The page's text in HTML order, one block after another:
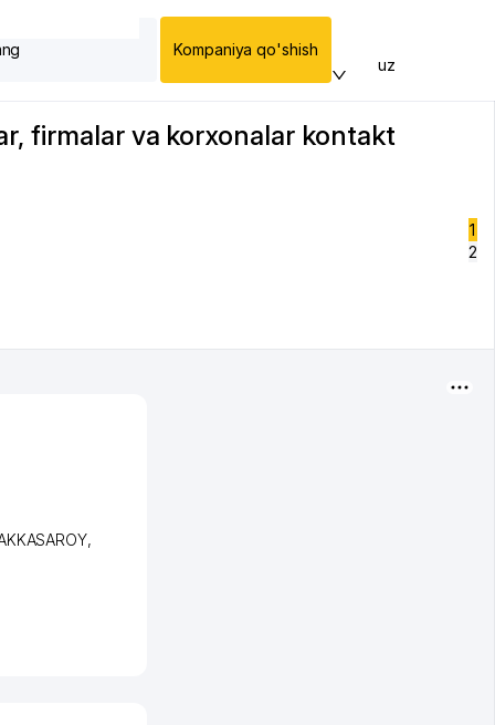
Kompaniya qo'shish
uz
firmalar va korxonalar kontakt
1
2
,